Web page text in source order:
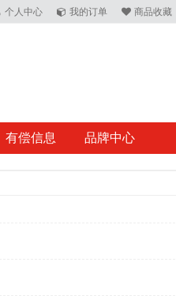
个人中心 我的订单 商品收藏
有偿信息 品牌中心